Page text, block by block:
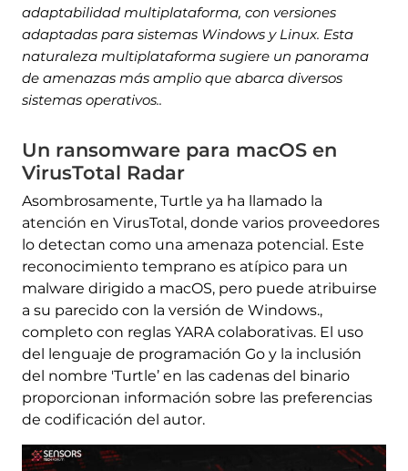
adaptabilidad multiplataforma, con versiones
adaptadas para sistemas Windows y Linux. Esta
naturaleza multiplataforma sugiere un panorama
de amenazas más amplio que abarca diversos
sistemas operativos..
Un ransomware para macOS en
VirusTotal Radar
Asombrosamente, Turtle ya ha llamado la
atención en VirusTotal, donde varios proveedores
lo detectan como una amenaza potencial. Este
reconocimiento temprano es atípico para un
malware dirigido a macOS, pero puede atribuirse
a su parecido con la versión de Windows.,
completo con reglas YARA colaborativas. El uso
del lenguaje de programación Go y la inclusión
del nombre 'Turtle’ en las cadenas del binario
proporcionan información sobre las preferencias
de codificación del autor.